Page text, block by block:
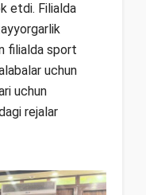
etdi. Filialda
filialda sport
uchun
uchun
rejalar